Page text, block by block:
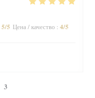
5/5 Цена / качество : 4/5
3